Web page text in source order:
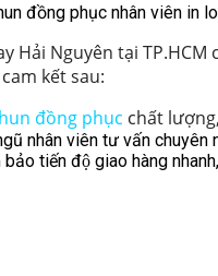
đồng phục nhân viên in
Hải Nguyên tại
kết sau:
đồng phục chất
nhân viên tư vấn chuyên
tiến độ giao hàng